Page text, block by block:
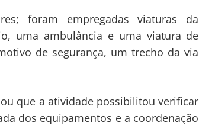
foram empregadas viaturas da
uma ambulância e uma viatura de
de segurança, um trecho da via
que a atividade possibilitou verificar
dos equipamentos e a coordenação